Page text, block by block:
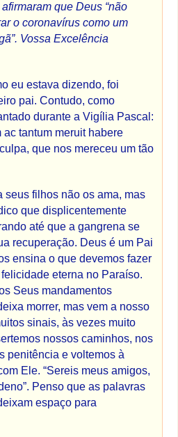
que Deus “não
o coronavírus como um
Vossa Excelência
eu estava dizendo, foi
pai. Contudo, como
durante a Vigília Pascal:
ac tantum meruit habere
que nos mereceu um tão
seus filhos não os ama, mas
que displicentemente
até que a gangrena se
recuperação. Deus é um Pai
ensina o que devemos fazer
eterna no Paraíso.
Seus mandamentos
morrer, mas vem a nosso
sinais, às vezes muito
nossos caminhos, nos
penitência e voltemos à
Ele. “Sereis meus amigos,
Penso que as palavras
espaço para